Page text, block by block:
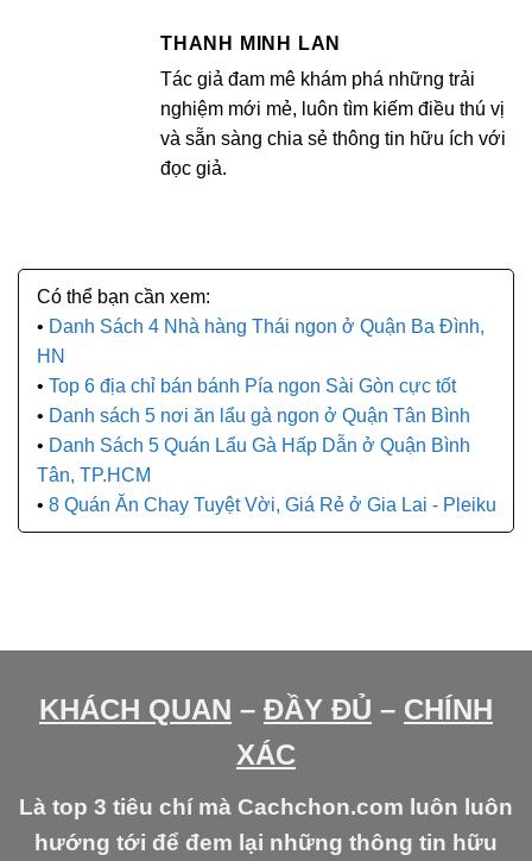
THANH MINH LAN
Tác giả đam mê khám phá những trải
nghiệm mới mẻ, luôn tìm kiếm điều thú vị
và sẵn sàng chia sẻ thông tin hữu ích với
đọc giả.
Danh Sách 4 Nhà hàng Thái ngon ở Quận Ba Đình,
HN
Top 6 địa chỉ bán bánh Pía ngon Sài Gòn cực tốt
Danh sách 5 nơi ăn lẩu gà ngon ở Quận Tân Bình
Danh Sách 5 Quán Lẩu Gà Hấp Dẫn ở Quận Bình
Tân, TP.HCM
8 Quán Ăn Chay Tuyệt Vời, Giá Rẻ ở Gia Lai - Pleiku
KHÁCH QUAN – ĐẦY ĐỦ – CHÍNH
XÁC
Là top 3 tiêu chí mà Cachchon.com luôn luôn
hướng tới để đem lại những thông tin hữu